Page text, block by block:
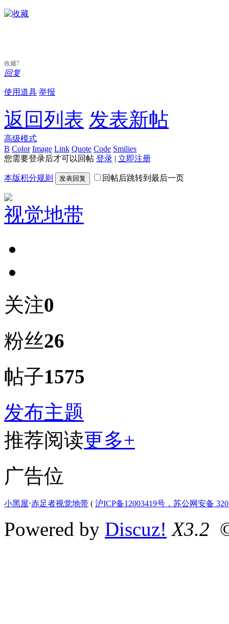
收藏7
回复
使用道具 举报
返回列表 发表新帖
高级模式
B Color Image Link Quote Code Smilies
您需要登录后才可以回帖 登录 | 立即注册
本版积分规则 发表回复 回帖后跳转到最后一页
视觉地带
关注0
粉丝26
帖子1575
发布主题
推荐阅读更多+
广告位
小黑屋⋅赤足者视觉地带 ( 沪ICP备12003419号，苏公网安备
Powered by Discuz! X3.2